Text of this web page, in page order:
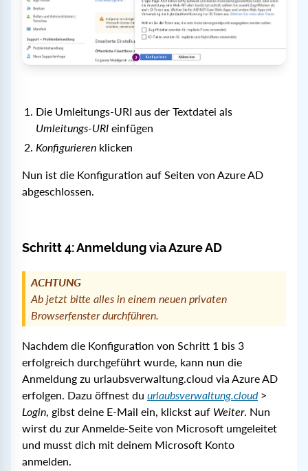
Die Umleitungs-URI aus der Textdatei als
Umleitungs-URI einfügen
Konfigurieren klicken
Nun ist die Konfiguration auf Seiten von Azure AD
abgeschlossen.
Schritt 4: Anmeldung via Azure AD
ACHTUNG
Ab jetzt bitte alles in einem neuen privaten
Browserfenster durchführen.
Nachdem die Konfiguration von Schritt 1 bis 3
erfolgreich durchgeführt wurde, kann nun die
Anmeldung zu urlaubsverwaltung.cloud via Azure AD
erfolgen. Dazu öffnest du urlaubsverwaltung.cloud>
Login, gibst deine E-Mail ein, klickst auf Weiter. Nun
wirst du zur Anmelde-Seite von Microsoft umgeleitet
und musst dich mit deinem Microsoft Konto
anmelden.